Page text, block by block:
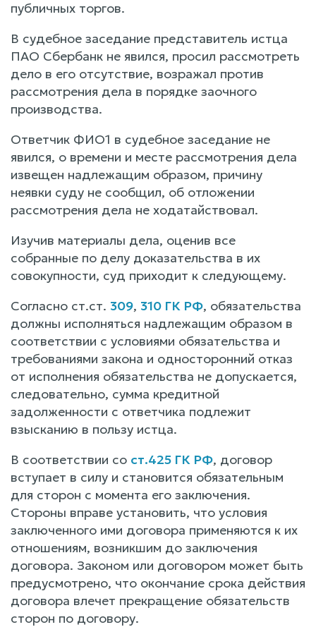
публичных торгов.
В судебное заседание представитель истца
ПАО Сбербанк не явился, просил рассмотреть
дело в его отсутствие, возражал против
рассмотрения дела в порядке заочного
производства.
Ответчик ФИО1 в судебное заседание не
явился, о времени и месте рассмотрения дела
извещен надлежащим образом, причину
неявки суду не сообщил, об отложении
рассмотрения дела не ходатайствовал.
Изучив материалы дела, оценив все
собранные по делу доказательства в их
совокупности, суд приходит к следующему.
Согласно ст.ст. 309, 310 ГК РФ, обязательства
должны исполняться надлежащим образом в
соответствии с условиями обязательства и
требованиями закона и односторонний отказ
от исполнения обязательства не допускается,
следовательно, сумма кредитной
задолженности с ответчика подлежит
взысканию в пользу истца.
В соответствии со ст.425 ГК РФ, договор
вступает в силу и становится обязательным
для сторон с момента его заключения.
Стороны вправе установить, что условия
заключенного ими договора применяются к их
отношениям, возникшим до заключения
договора. Законом или договором может быть
предусмотрено, что окончание срока действия
договора влечет прекращение обязательств
сторон по договору.